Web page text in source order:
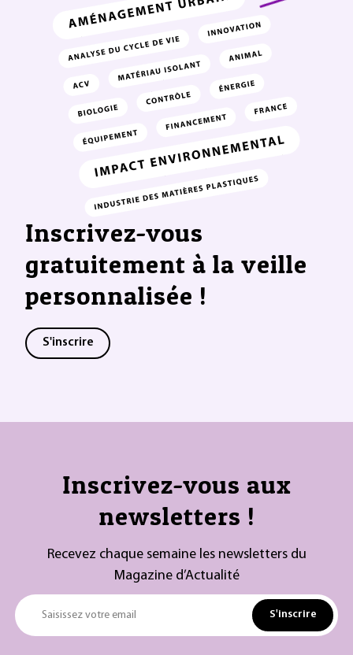
Inscrivez-vous
gratuitement à la veille
personnalisée !
S'inscrire
Inscrivez-vous aux
newsletters !
Recevez chaque semaine les newsletters du
Magazine d’Actualité
Saisissez votre email S'inscrire